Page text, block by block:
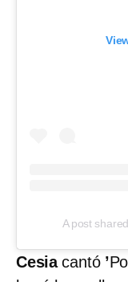
A post
Cesiacantó ’